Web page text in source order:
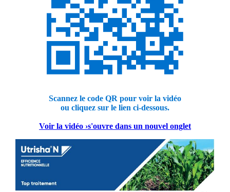
Scannez le code QR pour voir la vidéo
ou cliquez sur le lien ci-dessous.
Voir la vidéo ›s'ouvre dans un nouvel onglet